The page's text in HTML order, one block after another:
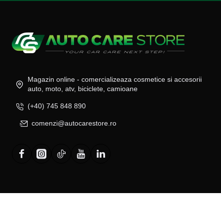
Magazin online - comercializeaza cosmetice si accesorii
auto, moto, atv, biciclete, camioane
(+40) 745 848 890
comenzi@autocarestore.ro